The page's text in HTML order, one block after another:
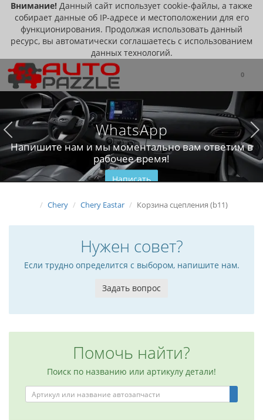
Внимание! Данный сайт использует cookie-файлы, а также
собирает данные об IP-адресе и местоположении для его
функционирования. Продолжая использовать данный
ресурс, вы автоматически соглашаетесь с использованием
данных технологий.
0
WhatsApp
Напишите нам и мы моментально вам ответим в
рабочее время!
Написать
Chery Chery Eastar Корзина сцепления (b11)
Нужен совет?
Если трудно определится с выбором, напишите нам.
Задать вопрос
Помочь найти?
Поиск по названию или артикулу детали!